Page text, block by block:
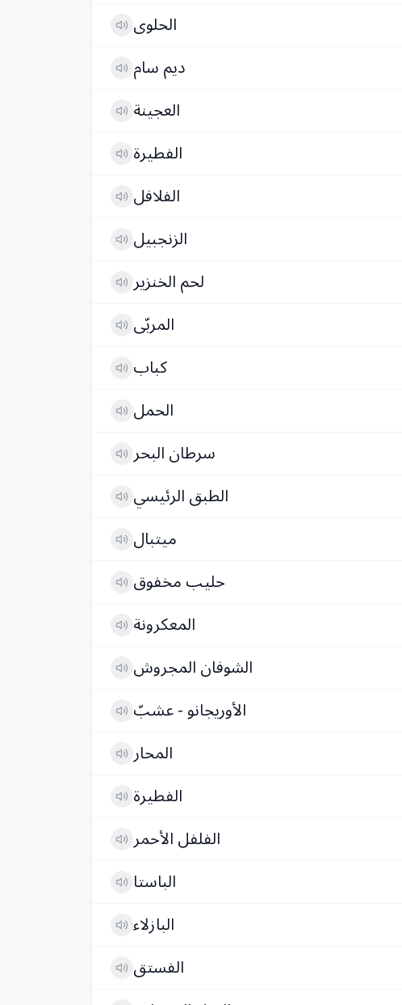
الحلوى
ديم سام
العجينة
الفطيرة
الفلافل
الزنجبيل
لحم الخنزير
المربّى
كباب
الحمل
سرطان البحر
الطبق الرئيسي
ميتبال
حليب مخفوق
المعكرونة
الشوفان المجروش
الأوريجانو - عشبّ
المحار
الفطيرة
الفلفل الأحمر
الباستا
البازلاء
الفستق